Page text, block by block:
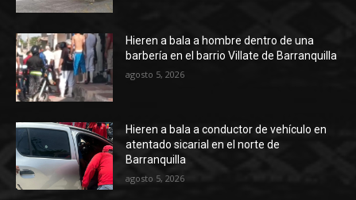
Hieren a bala a hombre dentro de una
barbería en el barrio Villate de Barranquilla
agosto 5, 2026
Hieren a bala a conductor de vehículo en
atentado sicarial en el norte de
Barranquilla
agosto 5, 2026